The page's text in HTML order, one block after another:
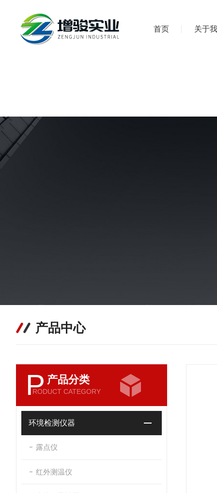
首页 关于
产品中心
P 产品分类
RODUCT CATEGORY
环境检测仪器
露点仪
红外测温仪